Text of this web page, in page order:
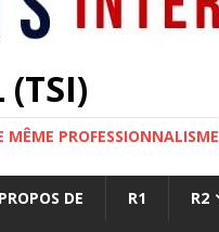
(TSI)
MÊME PROFESSIONNALISME
DE R1 R2